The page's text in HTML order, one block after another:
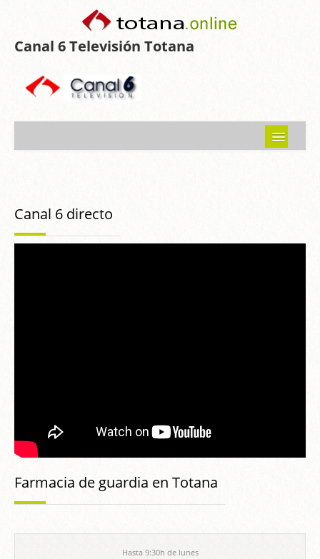
Canal 6 Televisión Totana
Programas emitidos
Canal 6 directo
Farmacia de guardia en Totana
Hasta 9:30h de lunes